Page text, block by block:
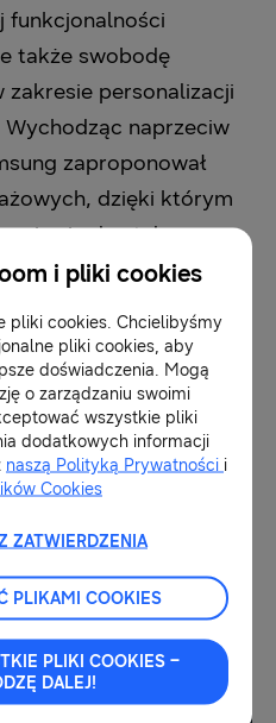
funkcjonalności
także swobodę
zakresie personalizacji
naprzeciw
zaproponował
dzięki którym
się do stylu
jest wieszak No
telewizor płasko
podkreślić, że
Uchwyt ścienny
kąta
i pliki cookies
pliki cookies. Chcielibyśmy
pliki cookies, aby
doświadczenia. Mogą
o zarządzaniu swoimi
wszystkie pliki
dodatkowych informacji
naszą Polityką Prywatności i
Cookies
ZATWIERDZENIA
PLIKAMI COOKIES
PLIKI COOKIES –
DALEJ!